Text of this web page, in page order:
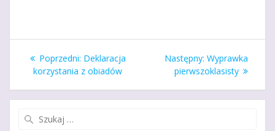
Nawigacja
wpisu
Poprzedni: Poprzedni
wpis:
Deklaracja
korzystania z obiadów
Następny: Następny
wpis:
Wyprawka
pierwszoklasisty